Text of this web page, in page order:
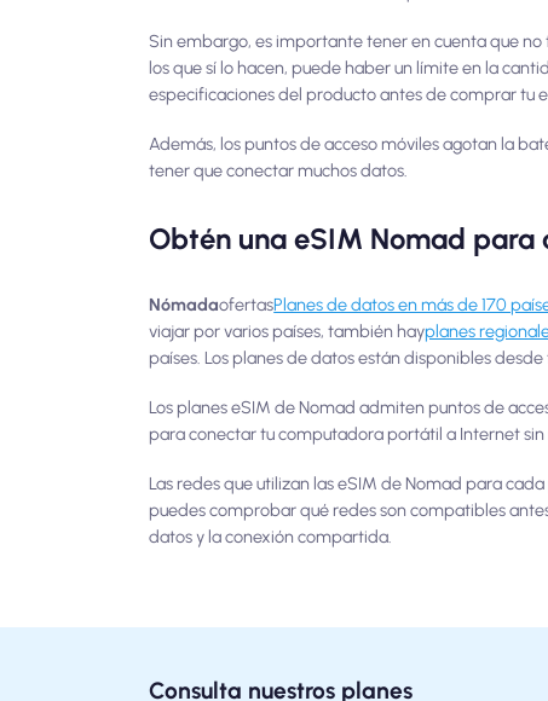
Sin embargo, es importante tener en cuenta que
los que sí lo hacen, puede haber un límite en la
especificaciones del producto antes de comprar tu
Además, los puntos de acceso móviles agotan la
tener que conectar muchos datos.
Obtén una eSIM Nomad
NómadaofertasPlanes de datos en más de 170
viajar por varios países, también hayplanes
países. Los planes de datos están disponibles desde
Los planes eSIM de Nomad admiten puntos de
para conectar tu computadora portátil a Internet
Las redes que utilizan las eSIM de Nomad para
puedes comprobar qué redes son compatibles
datos y la conexión compartida.
Consulta nuestros planes